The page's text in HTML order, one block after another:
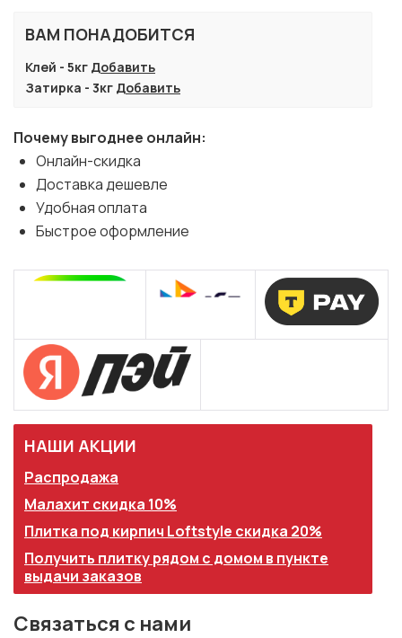
ВАМ ПОНАДОБИТСЯ
Клей - 5кг Добавить
Затирка - 3кг Добавить
Почему выгоднее онлайн:
Онлайн-скидка
Доставка дешевле
Удобная оплата
Быстрое оформление
НАШИ АКЦИИ
Распродажа
Малахит скидка 10%
Плитка под кирпич Loftstyle скидка 20%
Получить плитку рядом с домом в пункте
выдачи заказов
Связаться с нами